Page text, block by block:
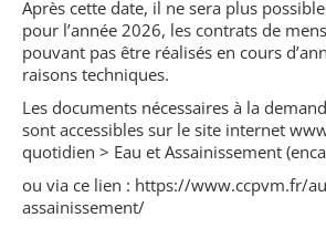
Après cette date, il ne sera plus
pour l’année 2026, les contrats de
pouvant pas être réalisés en cours
raisons techniques.
Les documents nécessaires à la
sont accessibles sur le site internet
quotidien > Eau et Assainissement
ou via ce lien : https://www.ccpvm.fr/
assainissement/